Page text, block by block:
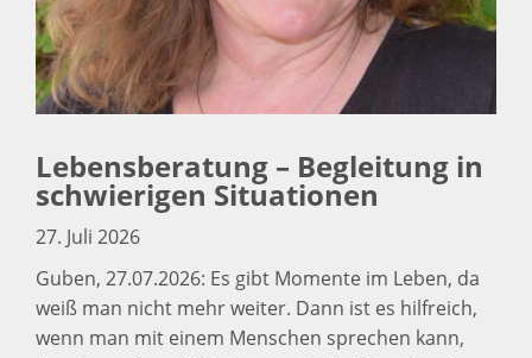
Lebensberatung – Begleitung in
schwierigen Situationen
27. Juli 2026
Guben, 27.07.2026: Es gibt Momente im Leben, da
weiß man nicht mehr weiter. Dann ist es hilfreich,
wenn man mit einem Menschen sprechen kann,